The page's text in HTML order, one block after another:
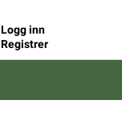
Logg inn
Registrer